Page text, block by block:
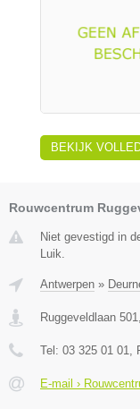
BEKIJK
Rouwcentrum
Niet gevestigd in
Luik.
Antwerpen »
Ruggeveldlaan 501,
Tel: 03 325 01 01,
E-mail ›